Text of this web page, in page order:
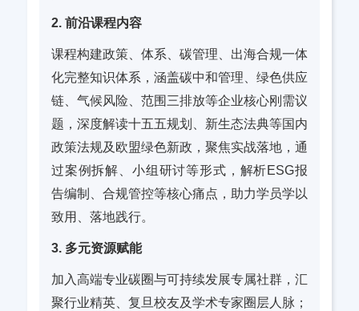
2. 前沿课程内容
课程构建政策、体系、碳管理、出海合规一体
化完整知识体系，涵盖碳中和管理 、绿色供应
链、气候风险、范围三排放等企业核心刚需议
题，深度解读十五五规划、新生态法典等国内
政策法规及欧盟绿色新政，聚焦实战落地，通
过案例拆解、小组研讨等形式，解析ESG报
告编制、合规管控等核心痛点，助力学员学以
致用、落地践行。
3. 多元资源赋能
加入高端专业碳圈与可持续发展专属社群，汇
聚行业精英、复旦校友及学术专家圈层人脉；